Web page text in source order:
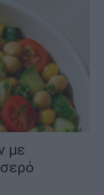
με